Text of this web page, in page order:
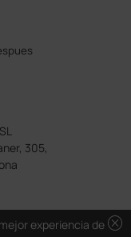
305,
cancel
experiencia de